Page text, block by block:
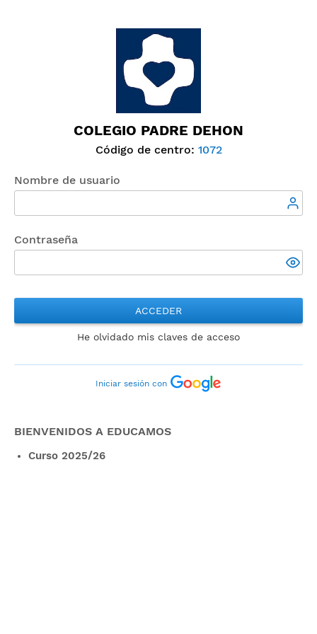
BIENVENIDOS A EDUCAMOS
Curso 2025/26
COLEGIO PADRE DEHON
Código de centro: 1072
Nombre de usuario
Contraseña
ACCEDER
He olvidado mis claves de acceso
Iniciar sesión con